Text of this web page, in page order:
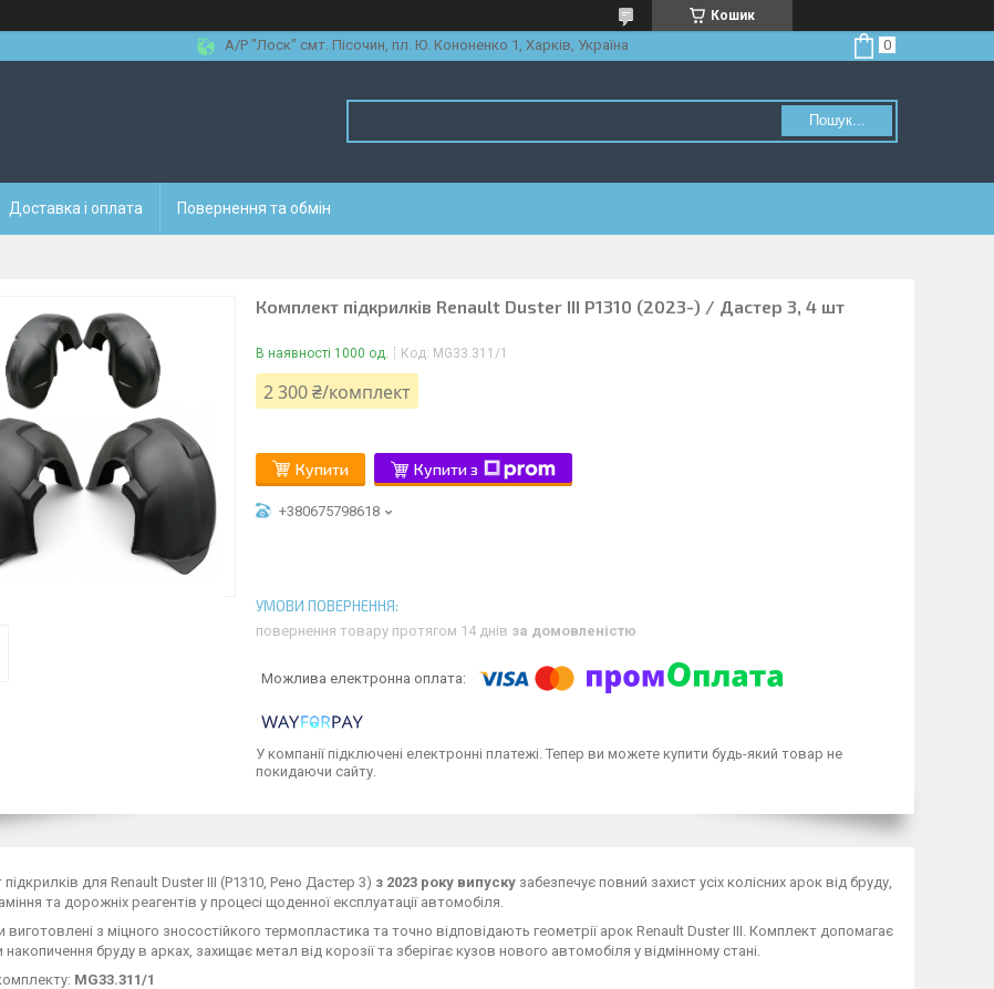
Кошик
А/Р "Лоск" смт. Пісочин, пл. Ю. Кононенко 1, Харків, Україна
Пошук...
Доставка і оплата Повернення та обмін
Комплект підкрилків Renault Duster III P1310 (2023-) / Дастер 3, 4 шт
В наявності 1000 од. Код: MG33.311/1
2 300 ₴/комплект
Купити Купити з
+380675798618
повернення товару протягом 14 днів за домовленістю
У компанії підключені електронні платежі. Тепер ви можете купити будь-який товар не
покидаючи сайту.
для Renault Duster III (P1310, Рено Дастер 3) з 2023 року випуску забезпечує повний захист усіх колісних арок від бруду,
та дорожніх реагентів у процесі щоденної експлуатації автомобіля.
виготовлені з міцного зносостійкого термопластика та точно відповідають геометрії арок Renault Duster III. Комплект допомагає
бруду в арках, захищає метал від корозії та зберігає кузов нового автомобіля у відмінному стані.
MG33.311/1